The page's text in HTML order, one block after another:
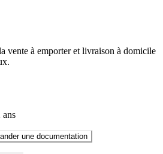
vente à emporter et livraison à domicile
ans
une documentation